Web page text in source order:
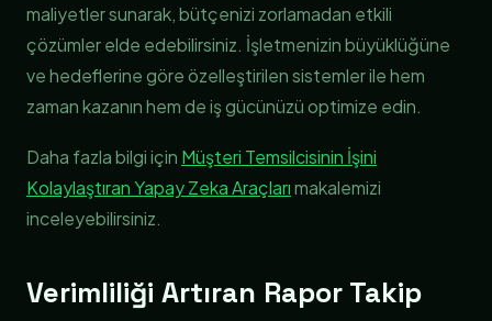
maliyetler sunarak, bütçenizi zorlamadan etkili
çözümler elde edebilirsiniz. İşletmenizin büyüklüğüne
ve hedeflerine göre özelleştirilen sistemler ile hem
zaman kazanın hem de iş gücünüzü optimize edin.
Daha fazla bilgi için Müşteri Temsilcisinin İşini
Kolaylaştıran Yapay Zeka Araçlarımakalemizi
inceleyebilirsiniz.
Verimliliği Artıran Rapor Takip